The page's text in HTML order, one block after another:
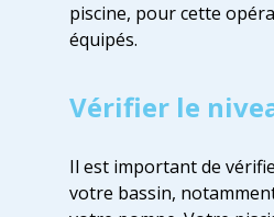
piscine, pour cette
équipés.
Vérifier le
Il est important de
votre bassin,